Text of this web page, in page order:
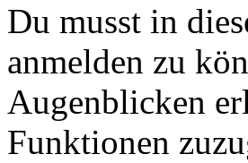
Du musst in
anmelden zu
Augenblicken
Funktionen